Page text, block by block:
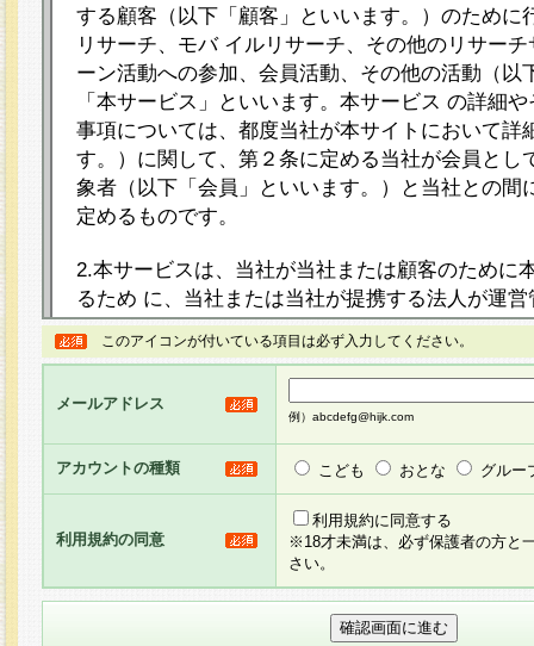
する顧客（以下「顧客」といいます。）のために
リサーチ、モバ イルリサーチ、その他のリサー
ーン活動への参加、会員活動、その他の活動（以
「本サービス」といいます。本サービス の詳細
事項については、都度当社が本サイトにおいて詳
す。）に関して、第２条に定める当社が会員とし
象者（以下「会員」といいます。）と当社との間
定めるものです。
2.本サービスは、当社が当社または顧客のために
るため に、当社または当社が提携する法人が運
ト（以下「本サイト」といいます。）上に本サー
ージを設け、会員がアンケー ト調査に回答する
し、その結果を当社が集計・分析その他の利用を
るものです。なお、本サービスは、それぞれの目
員に対して本サービスの依頼を行うこともあり、
た全ての会員に対して本サービスの依頼をすると
りま す。
3.当社は、会員の事前の承諾を得ることなく、当
方 法・手段にて、本規約を任意に制定、変更ま
きるものとします。改定後の本規約等は、本規約
に掲示したときに、その 他の諸規定については
このアイコンが付いている項目は必ず入力してください。
メールアドレス
例）abcdefg@hijk.com
アカウントの種類 こども おとな グルー
利用規約の同意
利用規約に同意する
※18才未満は、必ず保護者の方と
さい。